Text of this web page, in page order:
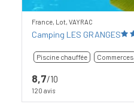
France, Lot, VAYRAC
Camping LES GRANGES
Piscine chauffée Commerces
8,7/10
120 avis